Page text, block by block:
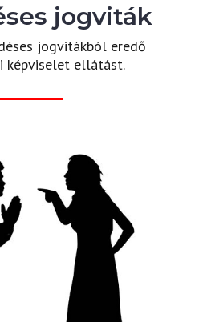
jogviták
jogvitákból eredő
képviselet ellátást.